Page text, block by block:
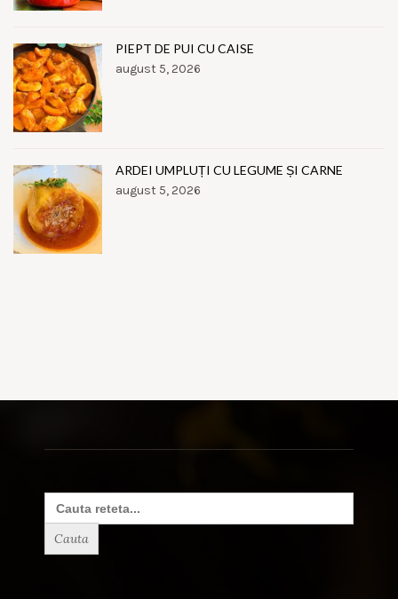
PIEPT DE PUI CU CAISE
august 5, 2026
ARDEI UMPLUȚI CU LEGUME ȘI CARNE
august 5, 2026
Search
for: